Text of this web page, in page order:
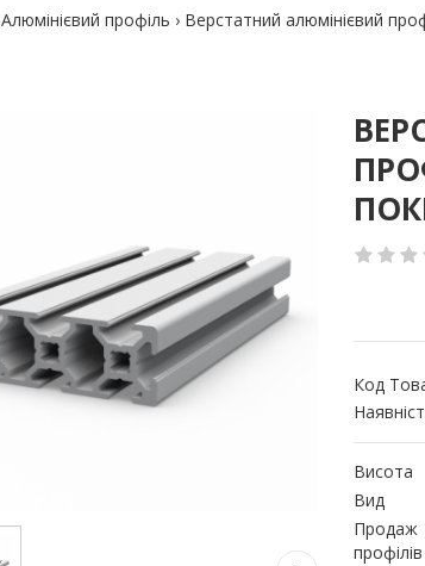
Алюмінієвий профіль Верстатний алюмінієвий
Код
Висота
Вид
Продаж
профілів